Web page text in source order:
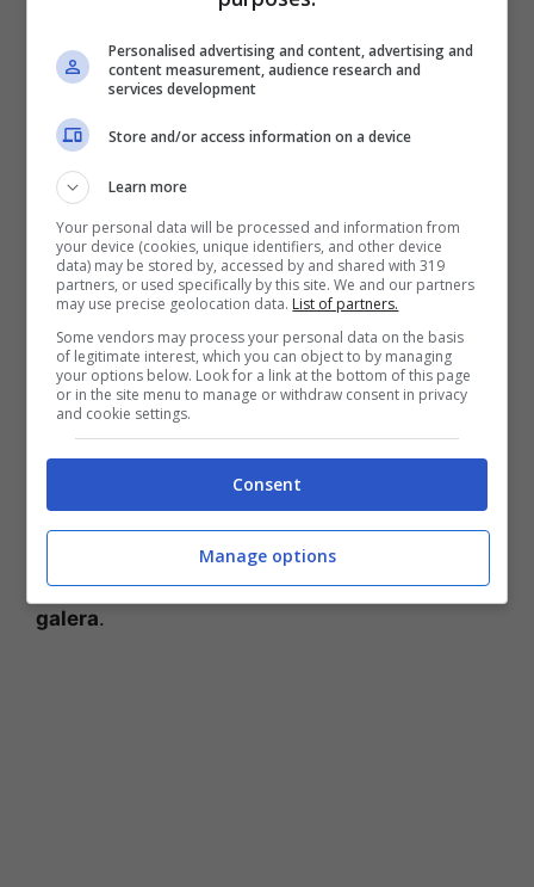
Divieto di giocare d’azzardo in Arabia Saudita (Ansa) –
Ecco perchéNeymardovrà stare molto attento,
in particolare per un suo vizio specifico. Il
brasiliano è un appassionato, quasi ossessivo,
di
assolutamente vietata in Arabia Saudita. Chi
viene scoperto a scommettere e puntare soldi
in tal senso rischia direttamente il processo e la
galera.
Personalised advertising and content, advertising and
content measurement, audience research and
services development
Store and/or access information on a device
Learn more
Your personal data will be processed and information from
your device (cookies, unique identifiers, and other device
data) may be stored by, accessed by and shared with 319
partners, or used specifically by this site. We and our partners
may use precise geolocation data. List of partners.
Some vendors may process your personal data on the basis
of legitimate interest, which you can object to by managing
your options below. Look for a link at the bottom of this page
or in the site menu to manage or withdraw consent in privacy
and cookie settings.
Consent
Manage options